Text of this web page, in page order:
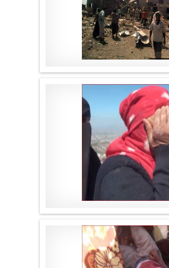
موقع لا الأخباري
.
موقع لا الأخباري
.